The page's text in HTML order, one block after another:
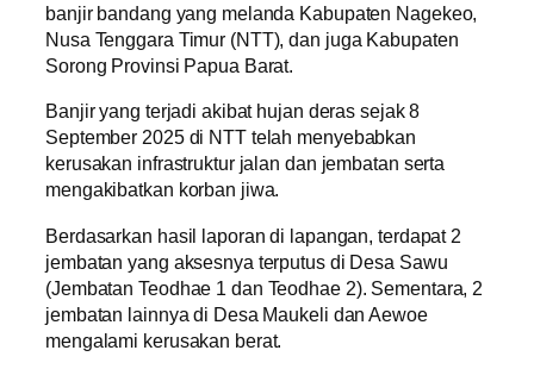
banjir bandang yang melanda Kabupaten Nagekeo,
Nusa Tenggara Timur (NTT), dan juga Kabupaten
Sorong Provinsi Papua Barat.
Banjir yang terjadi akibat hujan deras sejak 8
September 2025 di NTT telah menyebabkan
kerusakan infrastruktur jalan dan jembatan serta
mengakibatkan korban jiwa.
Berdasarkan hasil laporan di lapangan, terdapat 2
jembatan yang aksesnya terputus di Desa Sawu
(Jembatan Teodhae 1 dan Teodhae 2). Sementara, 2
jembatan lainnya di Desa Maukeli dan Aewoe
mengalami kerusakan berat.